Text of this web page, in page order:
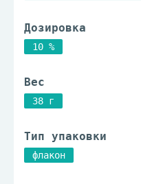
Дозировка
10 %
Вес
38 г
Тип упаковки
флакон